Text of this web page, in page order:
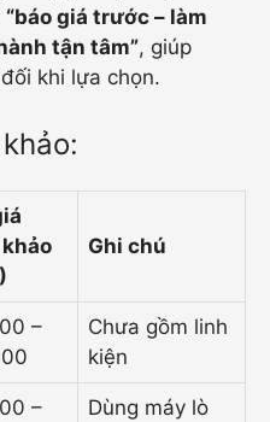
“báo giá trước – làm
tận tâm”, giúp
khi lựa chọn.
Ghi chú
–
Chưa gồm linh
kiện
–
Dùng máy lò